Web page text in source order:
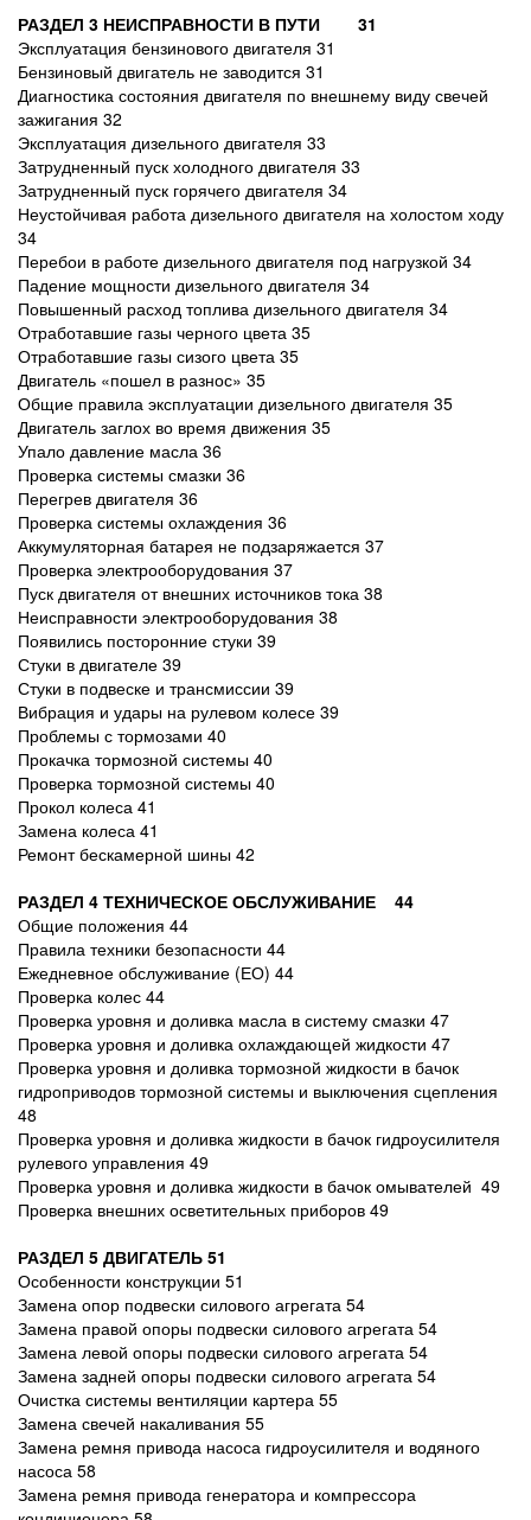
РАЗДЕЛ 3 НЕИСПРАВНОСТИ В ПУТИ 31
Эксплуатация бензинового двигателя 31
Бензиновый двигатель не заводится 31
Диагностика состояния двигателя по внешнему виду свечей
зажигания 32
Эксплуатация дизельного двигателя 33
Затрудненный пуск холодного двигателя 33
Затрудненный пуск горячего двигателя 34
Неустойчивая работа дизельного двигателя на холостом ходу
34
Перебои в работе дизельного двигателя под нагрузкой 34
Падение мощности дизельного двигателя 34
Повышенный расход топлива дизельного двигателя 34
Отработавшие газы черного цвета 35
Отработавшие газы сизого цвета 35
Двигатель «пошел в разнос» 35
Общие правила эксплуатации дизельного двигателя 35
Двигатель заглох во время движения 35
Упало давление масла 36
Проверка системы смазки 36
Перегрев двигателя 36
Проверка системы охлаждения 36
Аккумуляторная батарея не подзаряжается 37
Проверка электрооборудования 37
Пуск двигателя от внешних источников тока 38
Неисправности электрооборудования 38
Появились посторонние стуки 39
Стуки в двигателе 39
Стуки в подвеске и трансмиссии 39
Вибрация и удары на рулевом колесе 39
Проблемы с тормозами 40
Прокачка тормозной системы 40
Проверка тормозной системы 40
Прокол колеса 41
Замена колеса 41
Ремонт бескамерной шины 42
РАЗДЕЛ 4 ТЕХНИЧЕСКОЕ ОБСЛУЖИВАНИЕ 44
Общие положения 44
Правила техники безопасности 44
Ежедневное обслуживание (ЕО) 44
Проверка колес 44
Проверка уровня и доливка масла в систему смазки 47
Проверка уровня и доливка охлаждающей жидкости 47
Проверка уровня и доливка тормозной жидкости в бачок
гидроприводов тормозной системы и выключения сцепления
48
Проверка уровня и доливка жидкости в бачок гидроусилителя
рулевого управления 49
Проверка уровня и доливка жидкости в бачок омывателей 49
Проверка внешних осветительных приборов 49
РАЗДЕЛ 5 ДВИГАТЕЛЬ 51
Особенности конструкции 51
Замена опор подвески силового агрегата 54
Замена правой опоры подвески силового агрегата 54
Замена левой опоры подвески силового агрегата 54
Замена задней опоры подвески силового агрегата 54
Очистка системы вентиляции картера 55
Замена свечей накаливания 55
Замена ремня привода насоса гидроусилителя и водяного
насоса 58
Замена ремня привода генератора и компрессора